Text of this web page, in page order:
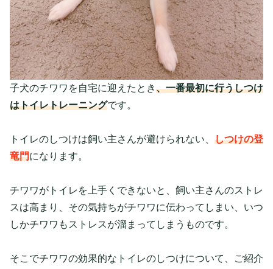
子犬のチワワを自宅に迎えたとき、一番最初に行うしつけ
はトイレトレーニングです。
トイレのしつけは飼い主さんが避けられない、 しつけの登
竜門になります。
チワワがトイレを上手くできないと、飼い主さんのストレ
スは高まり、その気持ちがチワワに伝わってしまい、いつ
しかチワワもストレスが溜まってしまうものです。
そこでチワワの効果的なトイレのしつけについて、ご紹介